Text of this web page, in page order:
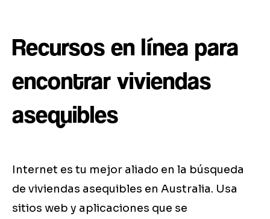
Recursos en línea para
encontrar viviendas
asequibles
Internet es tu mejor aliado en la búsqueda
de viviendas asequibles en Australia. Usa
sitios web y aplicaciones que se